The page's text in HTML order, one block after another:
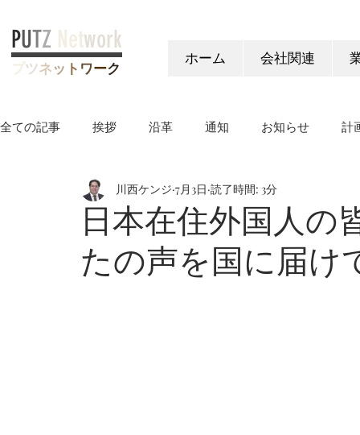
ホーム 会社関連
PUTZ Network
プツネ ッ ト ワーク
全ての記事 挨拶 沿革 通知 お知らせ 計
ヤングケアラー制度
日本在住外国人
たの声を国に届け
川西ケンジ 7月3日 読了時間: 3分